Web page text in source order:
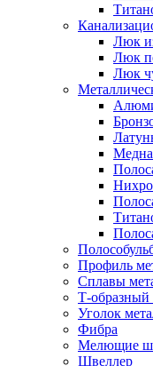
Люк
Люк
Люк
Профиль
Сплавы
Т-образный
Уголок
Фибра
Мелющие
Швеллер